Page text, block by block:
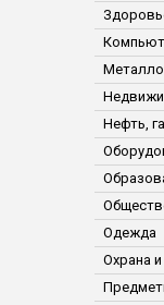
Нефть,
Одежда
Охрана